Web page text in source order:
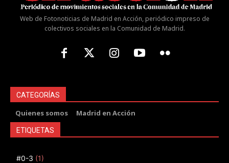
Web de Fotonoticias de Madrid en Acción, periódico impreso de
colectivos sociales en la Comunidad de Madrid.
CATEGORÍAS
Quienes somos Madrid en Acción
ETIQUETAS
#0-3 (1)